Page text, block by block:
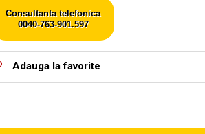
Consultanta telefonica
0040-763-901.597
Adauga la favorite